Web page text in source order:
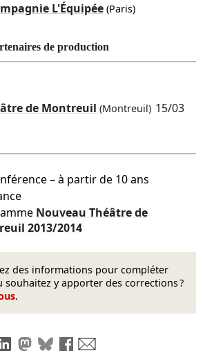
L'Équipée(Paris)
de production
de Montreuil (Montreuil) 15/03
– à partir de 10 ans
Nouveau Théâtre de
2013/2014
des informations pour compléter
souhaitez y apporter des corrections ?
.
le lien
Partager sur LinkedIn
Partager sur Mastodon
Partager sur Bluesky
Partager sur Facebook